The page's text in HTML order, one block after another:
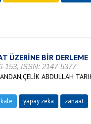
ÜZERİNE BİR DERLEME
153, ISSN: 2147-5377
ABDULLAH
yapay zeka zanaat